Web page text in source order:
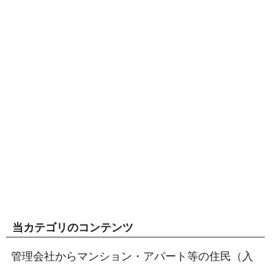
当カテゴリのコンテンツ
管理会社からマンション・アパート等の住民（入